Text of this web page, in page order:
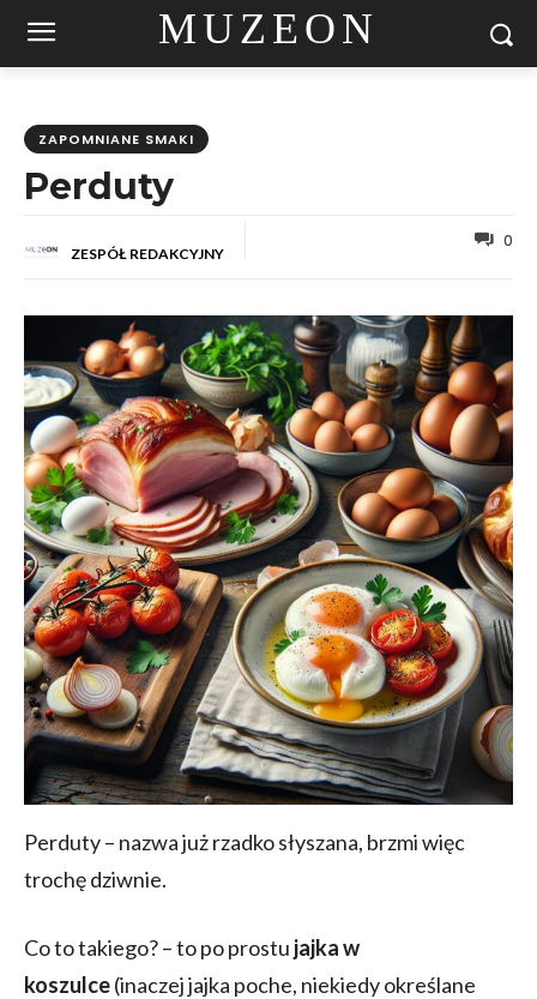
MUZEON
ZAPOMNIANE SMAKI
Perduty
ZESPÓŁ REDAKCYJNY
0
Perduty – nazwa już rzadko słyszana, brzmi więc
trochę dziwnie.
Co to takiego? – to po prostu jajka w
koszulce(inaczej jajka poche, niekiedy określane